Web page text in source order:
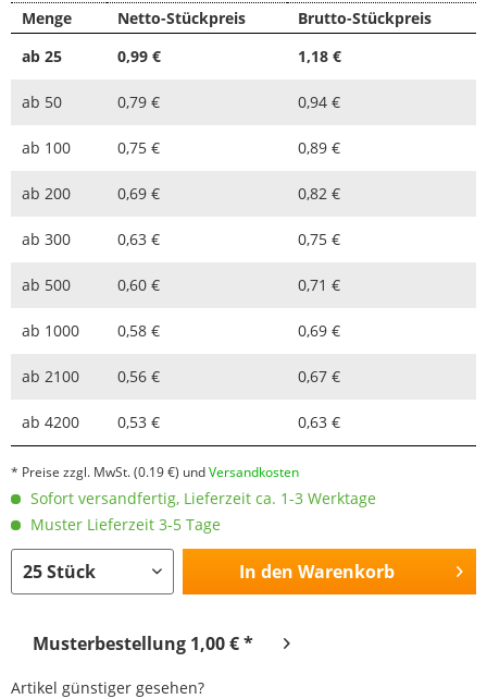
Menge
Netto-Stückpreis
Brutto-Stückpreis
ab 25 0,99 € 1,18 €
ab 50 0,79 € 0,94 €
ab 100 0,75 € 0,89 €
ab 200 0,69 € 0,82 €
ab 300 0,63 € 0,75 €
ab 500 0,60 € 0,71 €
ab 1000 0,58 € 0,69 €
ab 2100 0,56 € 0,67 €
ab 4200 0,53 € 0,63 €
* Preise zzgl. MwSt.(0.19 €) undVersandkosten
Sofort versandfertig, Lieferzeit ca. 1-3 Werktage
Muster Lieferzeit 3-5 Tage
In den Warenkorb
Musterbestellung 1,00 € *
Artikel günstiger gesehen?